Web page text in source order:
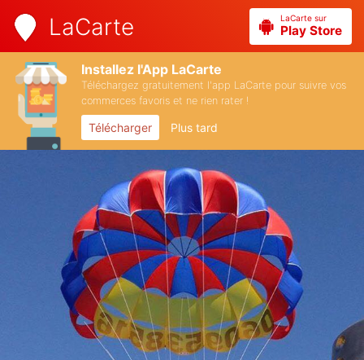
LaCarte LaCarte sur
Play Store
Installez l'App LaCarte
Téléchargez gratuitement l'app LaCarte pour suivre vos
commerces favoris et ne rien rater !
Télécharger Plus tard